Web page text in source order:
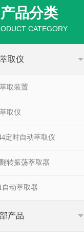
产品分类
CATEGORY
取仪
取装置
取仪
定时自动萃取仪
转振荡萃取器
自动萃取器
产品